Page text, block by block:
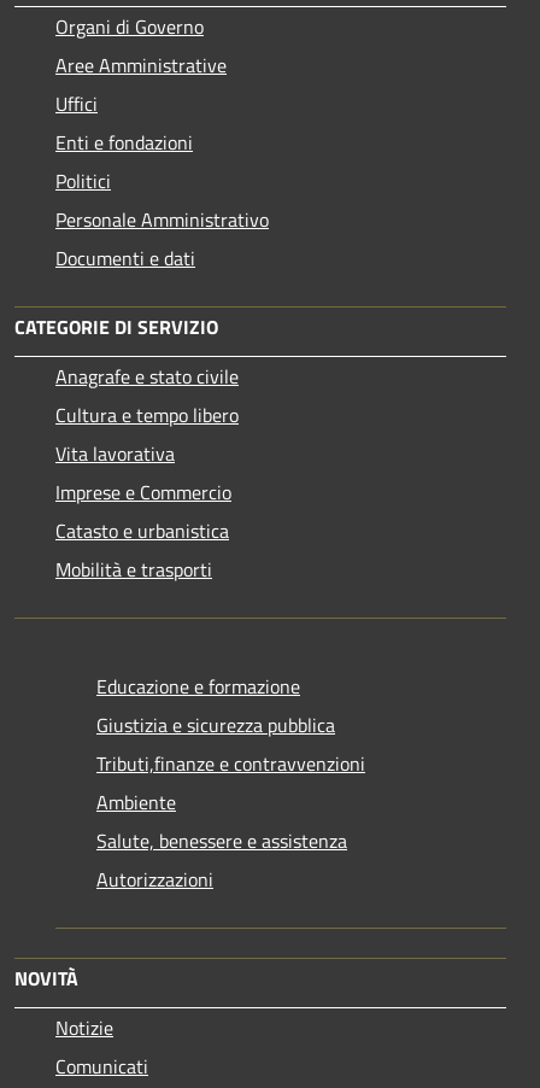
Organi di Governo
Aree Amministrative
Uffici
Enti e fondazioni
Politici
Personale Amministrativo
Documenti e dati
CATEGORIE DI SERVIZIO
Anagrafe e stato civile
Cultura e tempo libero
Vita lavorativa
Imprese e Commercio
Catasto e urbanistica
Mobilità e trasporti
Educazione e formazione
Giustizia e sicurezza pubblica
Tributi,finanze e contravvenzioni
Ambiente
Salute, benessere e assistenza
Autorizzazioni
NOVITÀ
Notizie
Comunicati